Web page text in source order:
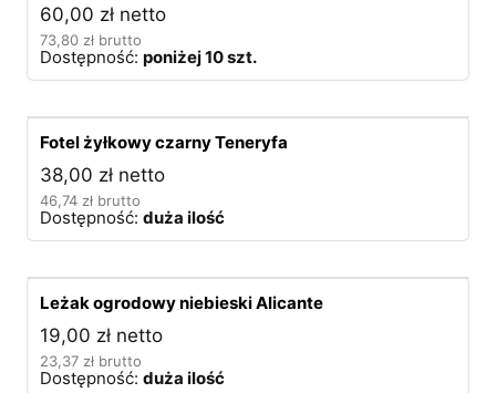
60,00 zł netto
73,80 zł brutto
Dostępność: poniżej 10 szt.
Fotel żyłkowy czarny Teneryfa
38,00 zł netto
46,74 zł brutto
Dostępność: duża ilość
Leżak ogrodowy niebieski Alicante
19,00 zł netto
23,37 zł brutto
Dostępność: duża ilość